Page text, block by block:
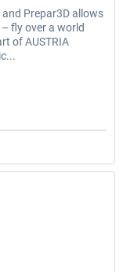
Prepar3D allows
fly over a world
of AUSTRIA